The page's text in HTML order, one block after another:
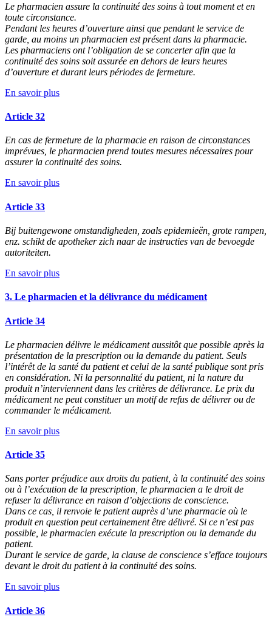
Le pharmacien assure la continuité des soins à tout moment et en
toute circonstance.
Pendant les heures d’ouverture ainsi que pendant le service de
garde, au moins un pharmacien est présent dans la pharmacie.
Les pharmaciens ont l’obligation de se concerter afin que la
continuité des soins soit assurée en dehors de leurs heures
d’ouverture et durant leurs périodes de fermeture.
En savoir plus
Article 32
En cas de fermeture de la pharmacie en raison de circonstances
imprévues, le pharmacien prend toutes mesures nécessaires pour
assurer la continuité des soins.
En savoir plus
Article 33
Bij buitengewone omstandigheden, zoals epidemieën, grote rampen,
enz. schikt de apotheker zich naar de instructies van de bevoegde
autoriteiten.
En savoir plus
3. Le pharmacien et la délivrance du médicament
Article 34
Le pharmacien délivre le médicament aussitôt que possible après la
présentation de la prescription ou la demande du patient. Seuls
l’intérêt de la santé du patient et celui de la santé publique sont pris
en considération. Ni la personnalité du patient, ni la nature du
produit n’interviennent dans les critères de délivrance. Le prix du
médicament ne peut constituer un motif de refus de délivrer ou de
commander le médicament.
En savoir plus
Article 35
Sans porter préjudice aux droits du patient, à la continuité des soins
ou à l’exécution de la prescription, le pharmacien a le droit de
refuser la délivrance en raison d’objections de conscience.
Dans ce cas, il renvoie le patient auprès d’une pharmacie où le
produit en question peut certainement être délivré. Si ce n’est pas
possible, le pharmacien exécute la prescription ou la demande du
patient.
Durant le service de garde, la clause de conscience s’efface toujours
devant le droit du patient à la continuité des soins.
En savoir plus
Article 36